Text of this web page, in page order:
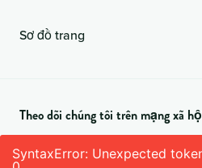
Sơ đồ trang
Theo dõi chúng tôi trên mạng xã
SyntaxError: Unexpected